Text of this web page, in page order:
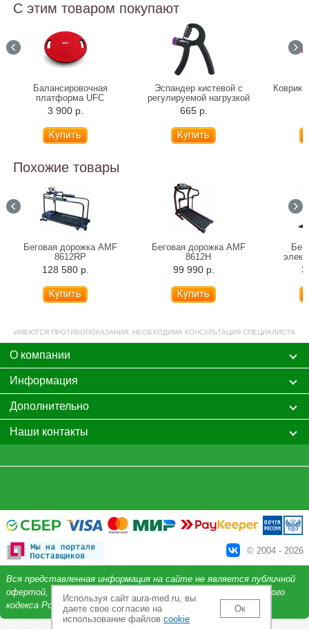
С этим товаром покупают
Балансировочная
платформа UFC
3 900 р.
Эспандер кистевой с
регулируемой нагрузкой
665 р.
Коврик
Похожие товары
Беговая дорожка AMF
8612RP
128 580 р.
Беговая дорожка AMF
8612H
99 990 р.
ИМЕЮТСЯ ПРОТИВОПОКАЗАНИЯ. НЕОБХОДИМА КОНСУЛЬТАЦИЯ СПЕЦИАЛИСТА
О компании
Информация
Дополнительно
Наши контакты
© 2004 - 2026
Вся представленная информация на сайте не является публичной
офертой, определяемой положениями Статьи 437 Гражданского
кодекса Российской Федерации.
Используя сайт aura-med.ru, вы
даете свое согласие на
использование файлов cookie
Ок